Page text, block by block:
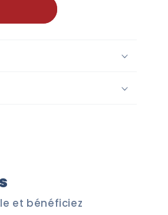
et bénéficiez